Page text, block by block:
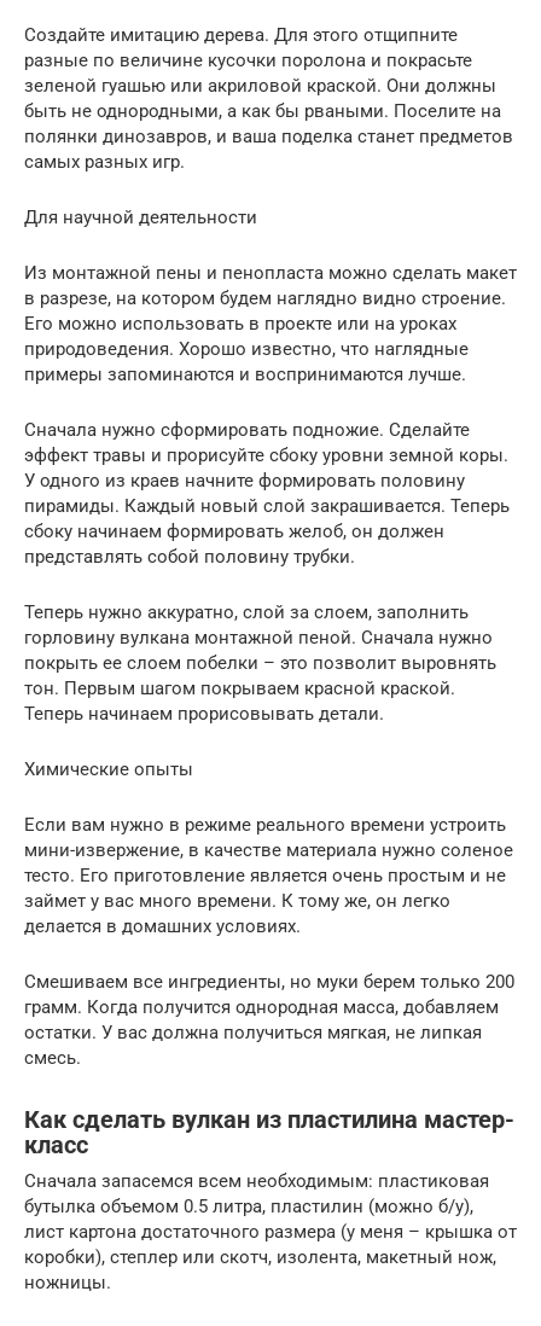
Создайте имитацию дерева. Для этого отщипните
разные по величине кусочки поролона и покрасьте
зеленой гуашью или акриловой краской. Они должны
быть не однородными, а как бы рваными. Поселите на
полянки динозавров, и ваша поделка станет предметов
самых разных игр.
Для научной деятельности
Из монтажной пены и пенопласта можно сделать макет
в разрезе, на котором будем наглядно видно строение.
Его можно использовать в проекте или на уроках
природоведения. Хорошо известно, что наглядные
примеры запоминаются и воспринимаются лучше.
Сначала нужно сформировать подножие. Сделайте
эффект травы и прорисуйте сбоку уровни земной коры.
У одного из краев начните формировать половину
пирамиды. Каждый новый слой закрашивается. Теперь
сбоку начинаем формировать желоб, он должен
представлять собой половину трубки.
Теперь нужно аккуратно, слой за слоем, заполнить
горловину вулкана монтажной пеной. Сначала нужно
покрыть ее слоем побелки – это позволит выровнять
тон. Первым шагом покрываем красной краской.
Теперь начинаем прорисовывать детали.
Химические опыты
Если вам нужно в режиме реального времени устроить
мини-извержение, в качестве материала нужно соленое
тесто. Его приготовление является очень простым и не
займет у вас много времени. К тому же, он легко
делается в домашних условиях.
Смешиваем все ингредиенты, но муки берем только 200
грамм. Когда получится однородная масса, добавляем
остатки. У вас должна получиться мягкая, не липкая
смесь.
Как сделать вулкан из пластилина мастер-
класс
Сначала запасемся всем необходимым: пластиковая
бутылка объемом 0.5 литра, пластилин (можно б/у),
лист картона достаточного размера (у меня – крышка от
коробки), степлер или скотч, изолента, макетный нож,
ножницы.